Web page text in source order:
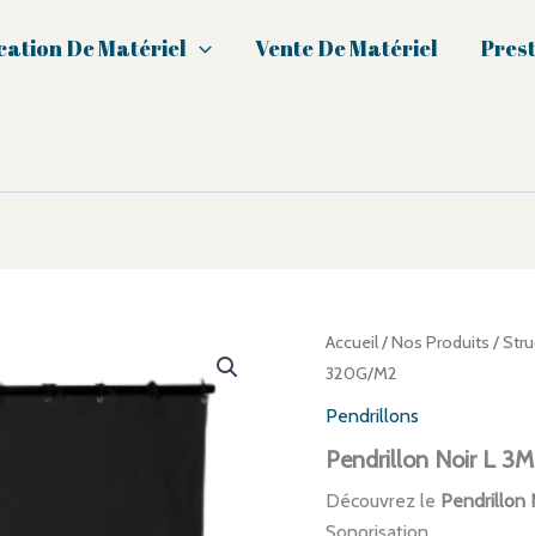
De Matériel Vente De Matériel
Accueil/Nos Produits /
320G/M2
Pendrillons
Pendrillon Noir L
Découvrez le Pendrillon